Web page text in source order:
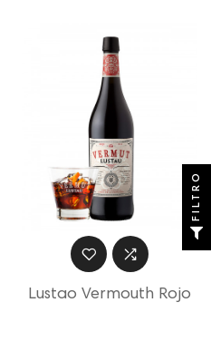
Lustao Vermouth Rojo
FILTRO